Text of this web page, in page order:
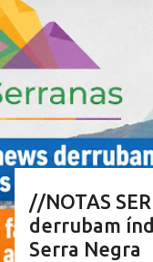
P
o
s
t
a
g
e
n
s
//NOTAS
derrubam
Serra Negra